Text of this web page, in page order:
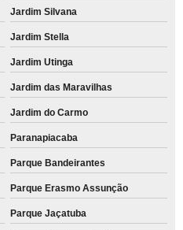
Jardim Silvana
Jardim Stella
Jardim Utinga
Jardim das Maravilhas
Jardim do Carmo
Paranapiacaba
Parque Bandeirantes
Parque Erasmo Assunção
Parque Jaçatuba